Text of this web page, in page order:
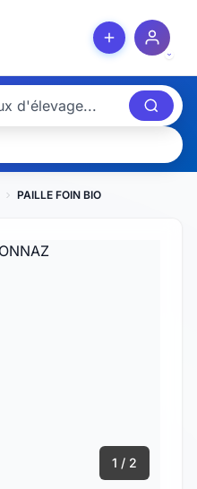
PAILLE FOIN BIO
1 / 2